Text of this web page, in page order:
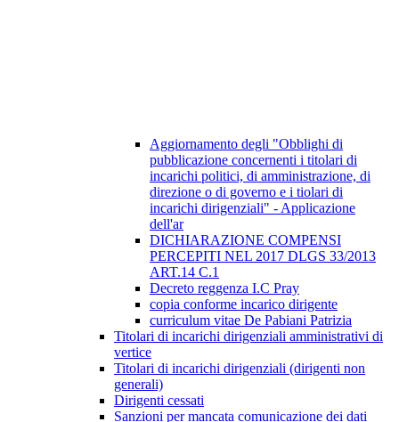
Aggiornamento degli "Obblighi di
pubblicazione concernenti i titolari di
incarichi politici, di amministrazione, di
direzione o di governo e i tiolari di
incarichi dirigenziali" - Applicazione
dell'ar
DICHIARAZIONE COMPENSI
PERCEPITI NEL 2017 DLGS 33/2013
ART.14 C.1
Decreto reggenza I.C Pray
copia conforme incarico dirigente
curriculum vitae De Pabiani Patrizia
Titolari di incarichi dirigenziali amministrativi di
vertice
Titolari di incarichi dirigenziali (dirigenti non
generali)
Dirigenti cessati
Sanzioni per mancata comunicazione dei dati